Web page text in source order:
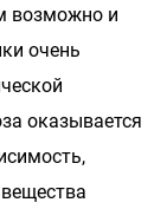
возможно и
очень
оказывается